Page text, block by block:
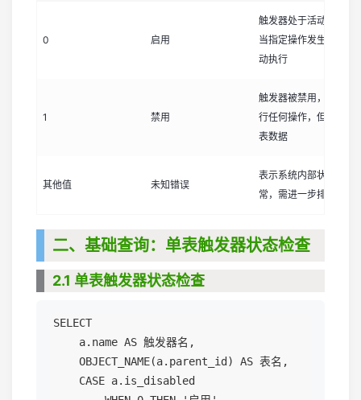
0 启用
触发器处于活动状态，
当指定操作发生时将自
动执行
1 禁用
触发器被禁用，不会执
行任何操作，但不影响
表数据
其他值 未知错误
表示系统内部状态异
常，需进一步排查
二、基础查询：单表触发器状态检查
2.1 单表触发器状态检查
SELECT